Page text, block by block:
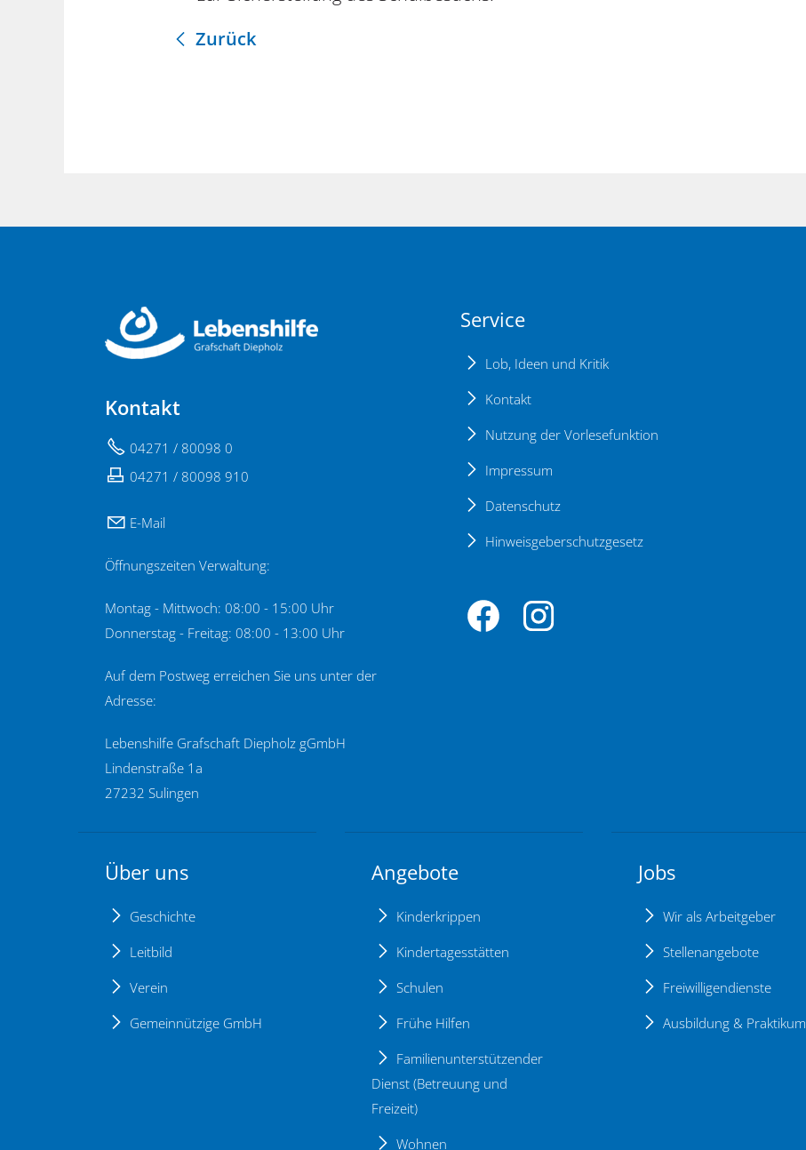
Zurück
Kontakt
04271 / 80098 0
04271 / 80098 910
E-Mail
Öffnungszeiten Verwaltung:
Montag - Mittwoch: 08:00 - 15:00 Uhr
Donnerstag - Freitag: 08:00 - 13:00 Uhr
Auf dem Postweg erreichen Sie uns unter der
Adresse:
Lebenshilfe Grafschaft Diepholz gGmbH
Lindenstraße 1a
27232 Sulingen
Service
Lob, Ideen und Kritik
Kontakt
Nutzung der Vorlesefunktion
Impressum
Datenschutz
Hinweisgeberschutzgesetz
Über uns
Geschichte
Leitbild
Verein
Gemeinnützige GmbH
Angebote
Kinderkrippen
Kindertagesstätten
Schulen
Frühe Hilfen
Familienunterstützender
Dienst (Betreuung und
Freizeit)
Wohnen
Jobs
Wir als Arbeitgeber
Stellenangebote
Freiwilligendienste
Ausbildung & Praktikum